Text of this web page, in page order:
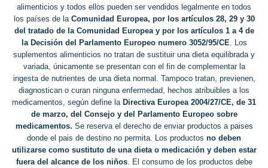
alimenticios y todos ellos pueden ser vendidos legalmente en todos
los países de la Comunidad Europea, por los artículos 28, 29 y 30
del tratado de la Comunidad Europea y por los artículos 1 a 4 de
la Decisión del Parlamento Europeo numero 3052/95/CE . Los
suplementos alimenticios no tratan de sustituir una dieta equilibrada y
variada, únicamente se presentan con el fin de complementar la
ingesta de nutrientes de una dieta normal. Tampoco tratan, previenen,
diagnostican o curan ninguna enfermedad, hechos atribuibles a los
medicamentos, según define la Directiva Europea 2004/27/CE, de 31
de marzo, del Consejo y del Parlamento Europeo sobre
medicamentos. Se reserva el derecho de enviar productos a paises
donde el pais de destino no permita. Los productos no deben
utilizarse como sustituto de una dieta o medicación y deben estar
fuera del alcance de los niños. El consumo de los productos debe